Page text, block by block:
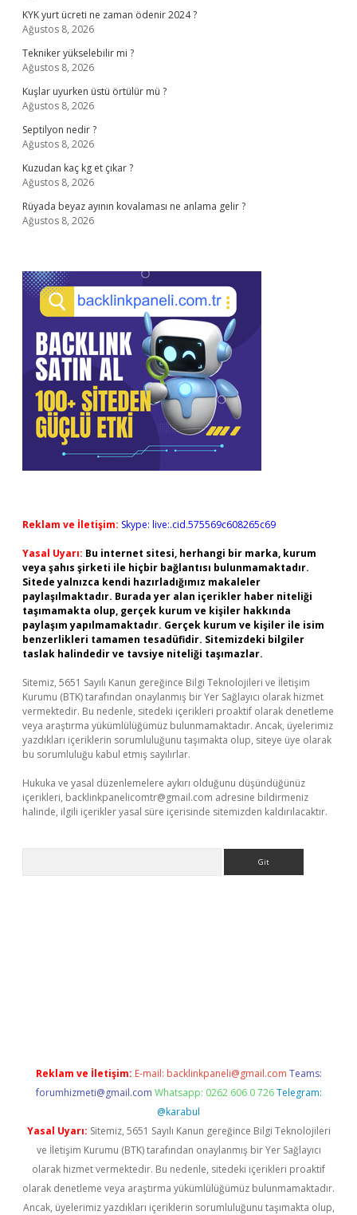
KYK yurt ücreti ne zaman ödenir 2024 ?
Ağustos 8, 2026
Tekniker yükselebilir mi ?
Ağustos 8, 2026
Kuşlar uyurken üstü örtülür mü ?
Ağustos 8, 2026
Septilyon nedir ?
Ağustos 8, 2026
Kuzudan kaç kg et çıkar ?
Ağustos 8, 2026
Rüyada beyaz ayının kovalaması ne anlama gelir ?
Ağustos 8, 2026
Reklam ve İletişim: Skype: live:.cid.575569c608265c69
Yasal Uyarı: Bu internet sitesi, herhangi bir marka, kurum
veya şahıs şirketi ile hiçbir bağlantısı bulunmamaktadır.
Sitede yalnızca kendi hazırladığımız makaleler
paylaşılmaktadır. Burada yer alan içerikler haber niteliği
taşımamakta olup, gerçek kurum ve kişiler hakkında
paylaşım yapılmamaktadır. Gerçek kurum ve kişiler ile isim
benzerlikleri tamamen tesadüfidir. Sitemizdeki bilgiler
taslak halindedir ve tavsiye niteliği taşımazlar.
Sitemiz, 5651 Sayılı Kanun gereğince Bilgi Teknolojileri ve İletişim
Kurumu (BTK) tarafından onaylanmış bir Yer Sağlayıcı olarak hizmet
vermektedir. Bu nedenle, sitedeki içerikleri proaktif olarak denetleme
veya araştırma yükümlülüğümüz bulunmamaktadır. Ancak, üyelerimiz
yazdıkları içeriklerin sorumluluğunu taşımakta olup, siteye üye olarak
bu sorumluluğu kabul etmiş sayılırlar.
Hukuka ve yasal düzenlemelere aykırı olduğunu düşündüğünüz
içerikleri, backlinkpanelicomtr@gmail.com adresine bildirmeniz
halinde, ilgili içerikler yasal süre içerisinde sitemizden kaldırılacaktır.
Reklam ve İletişim: E-mail: backlinkpaneli@gmail.com Teams:
forumhizmeti@gmail.com Whatsapp: 0262 606 0 726 Telegram:
@karabul
Yasal Uyarı: Sitemiz, 5651 Sayılı Kanun gereğince Bilgi Teknolojileri
ve İletişim Kurumu (BTK) tarafından onaylanmış bir Yer Sağlayıcı
olarak hizmet vermektedir. Bu nedenle, sitedeki içerikleri proaktif
olarak denetleme veya araştırma yükümlülüğümüz bulunmamaktadır.
Ancak, üyelerimiz yazdıkları içeriklerin sorumluluğunu taşımakta olup,